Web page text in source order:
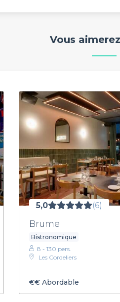
Vous
5,0 (6)
Brume
Bistronomique
8 - 130 pers.
Les Cordeliers
€€Abordable